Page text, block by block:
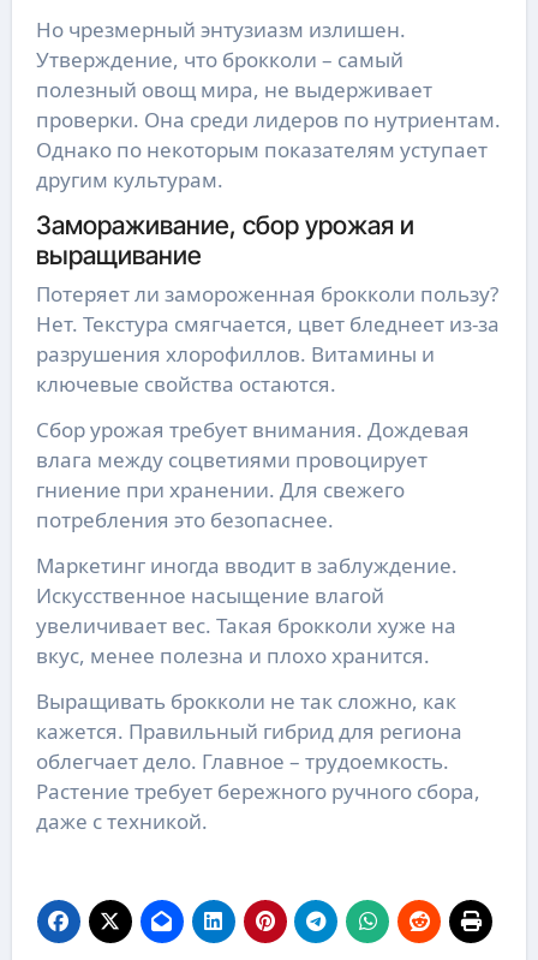
Но чрезмерный энтузиазм излишен.
Утверждение, что брокколи – самый
полезный овощ мира, не выдерживает
проверки. Она среди лидеров по нутриентам.
Однако по некоторым показателям уступает
другим культурам.
Замораживание, сбор урожая и
выращивание
Потеряет ли замороженная брокколи пользу?
Нет. Текстура смягчается, цвет бледнеет из-за
разрушения хлорофиллов. Витамины и
ключевые свойства остаются.
Сбор урожая требует внимания. Дождевая
влага между соцветиями провоцирует
гниение при хранении. Для свежего
потребления это безопаснее.
Маркетинг иногда вводит в заблуждение.
Искусственное насыщение влагой
увеличивает вес. Такая брокколи хуже на
вкус, менее полезна и плохо хранится.
Выращивать брокколи не так сложно, как
кажется. Правильный гибрид для региона
облегчает дело. Главное – трудоемкость.
Растение требует бережного ручного сбора,
даже с техникой.